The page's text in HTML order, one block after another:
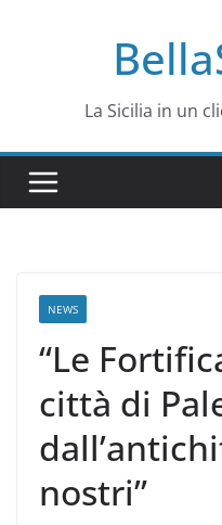
La Sicilia in un
NEWS
“Le
città di
nostri”